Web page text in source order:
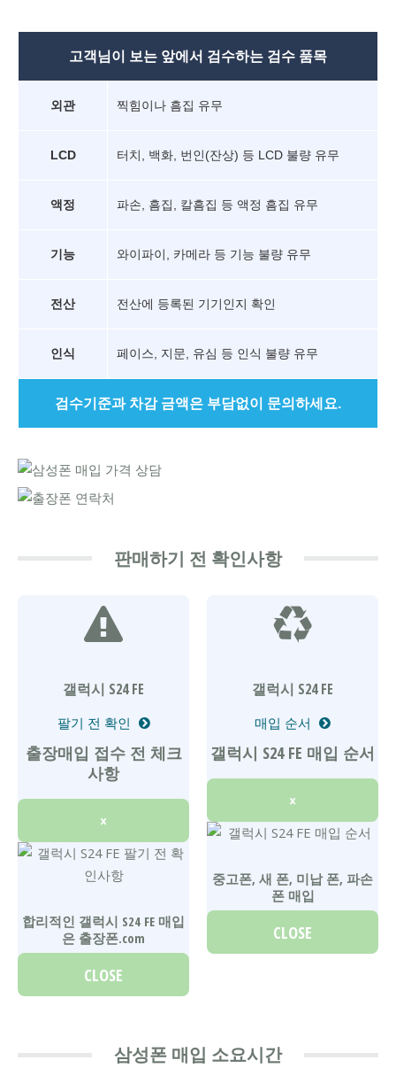
고객님이 보는 앞에서 검수하는 검수 품목
외관 찍힘이나 흠집 유무
LCD 터치, 백화, 번인(잔상) 등 LCD 불량 유무
액정 파손, 흠집, 칼흠집 등 액정 흠집 유무
기능 와이파이, 카메라 등 기능 불량 유무
전산 전산에 등록된 기기인지 확인
인식 페이스, 지문, 유심 등 인식 불량 유무
검수기준과 차감 금액은 부담없이 문의하세요.
판매하기 전 확인사항
갤럭시 S24 FE
팔기 전 확인
출장매입 접수 전 체크
사항
×
합리적인 갤럭시 S24 FE 매입
은 출장폰.com
CLOSE
갤럭시 S24 FE
매입 순서
갤럭시 S24 FE 매입 순서
×
중고폰, 새 폰, 미납 폰, 파손
폰 매입
CLOSE
삼성폰 매입 소요시간